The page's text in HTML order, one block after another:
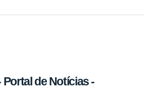
de Notícias -